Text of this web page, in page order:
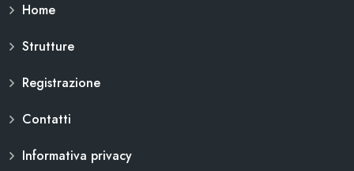
Home
Strutture
Registrazione
Contatti
Informativa privacy